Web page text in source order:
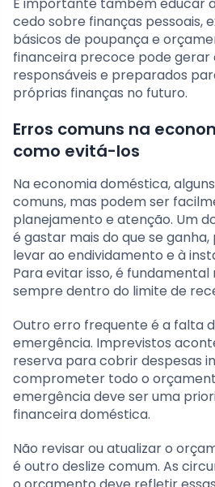
cedo sobre finanças pessoais,
básicos de poupança e
financeira precoce pode gerar
responsáveis e preparados
próprias finanças no futuro.
Erros comuns na
como evitá-los
Na economia doméstica,
comuns, mas podem ser
planejamento e atenção. Um
é gastar mais do que se
levar ao endividamento e à
Para evitar isso, é
sempre dentro do limite de
Outro erro frequente é a falta
emergência. Imprevistos
reserva para cobrir despesas
comprometer todo o
emergência deve ser uma
financeira doméstica.
Não revisar ou atualizar o
é outro deslize comum. As